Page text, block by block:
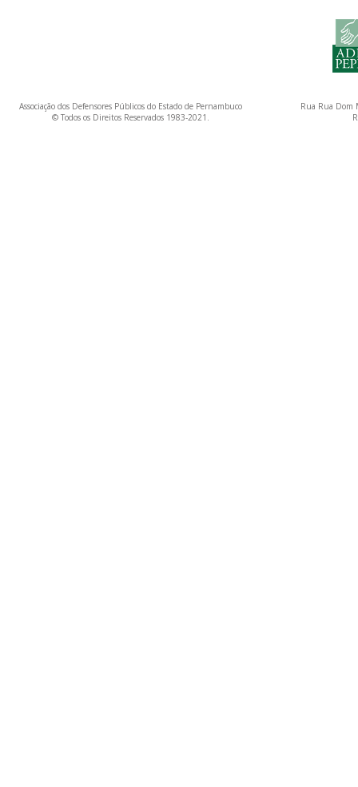
Associação dos Defensores Públicos do Estado de Pernambuco
© Todos os Direitos Reservados 1983-2021.
Rua Rua Dom